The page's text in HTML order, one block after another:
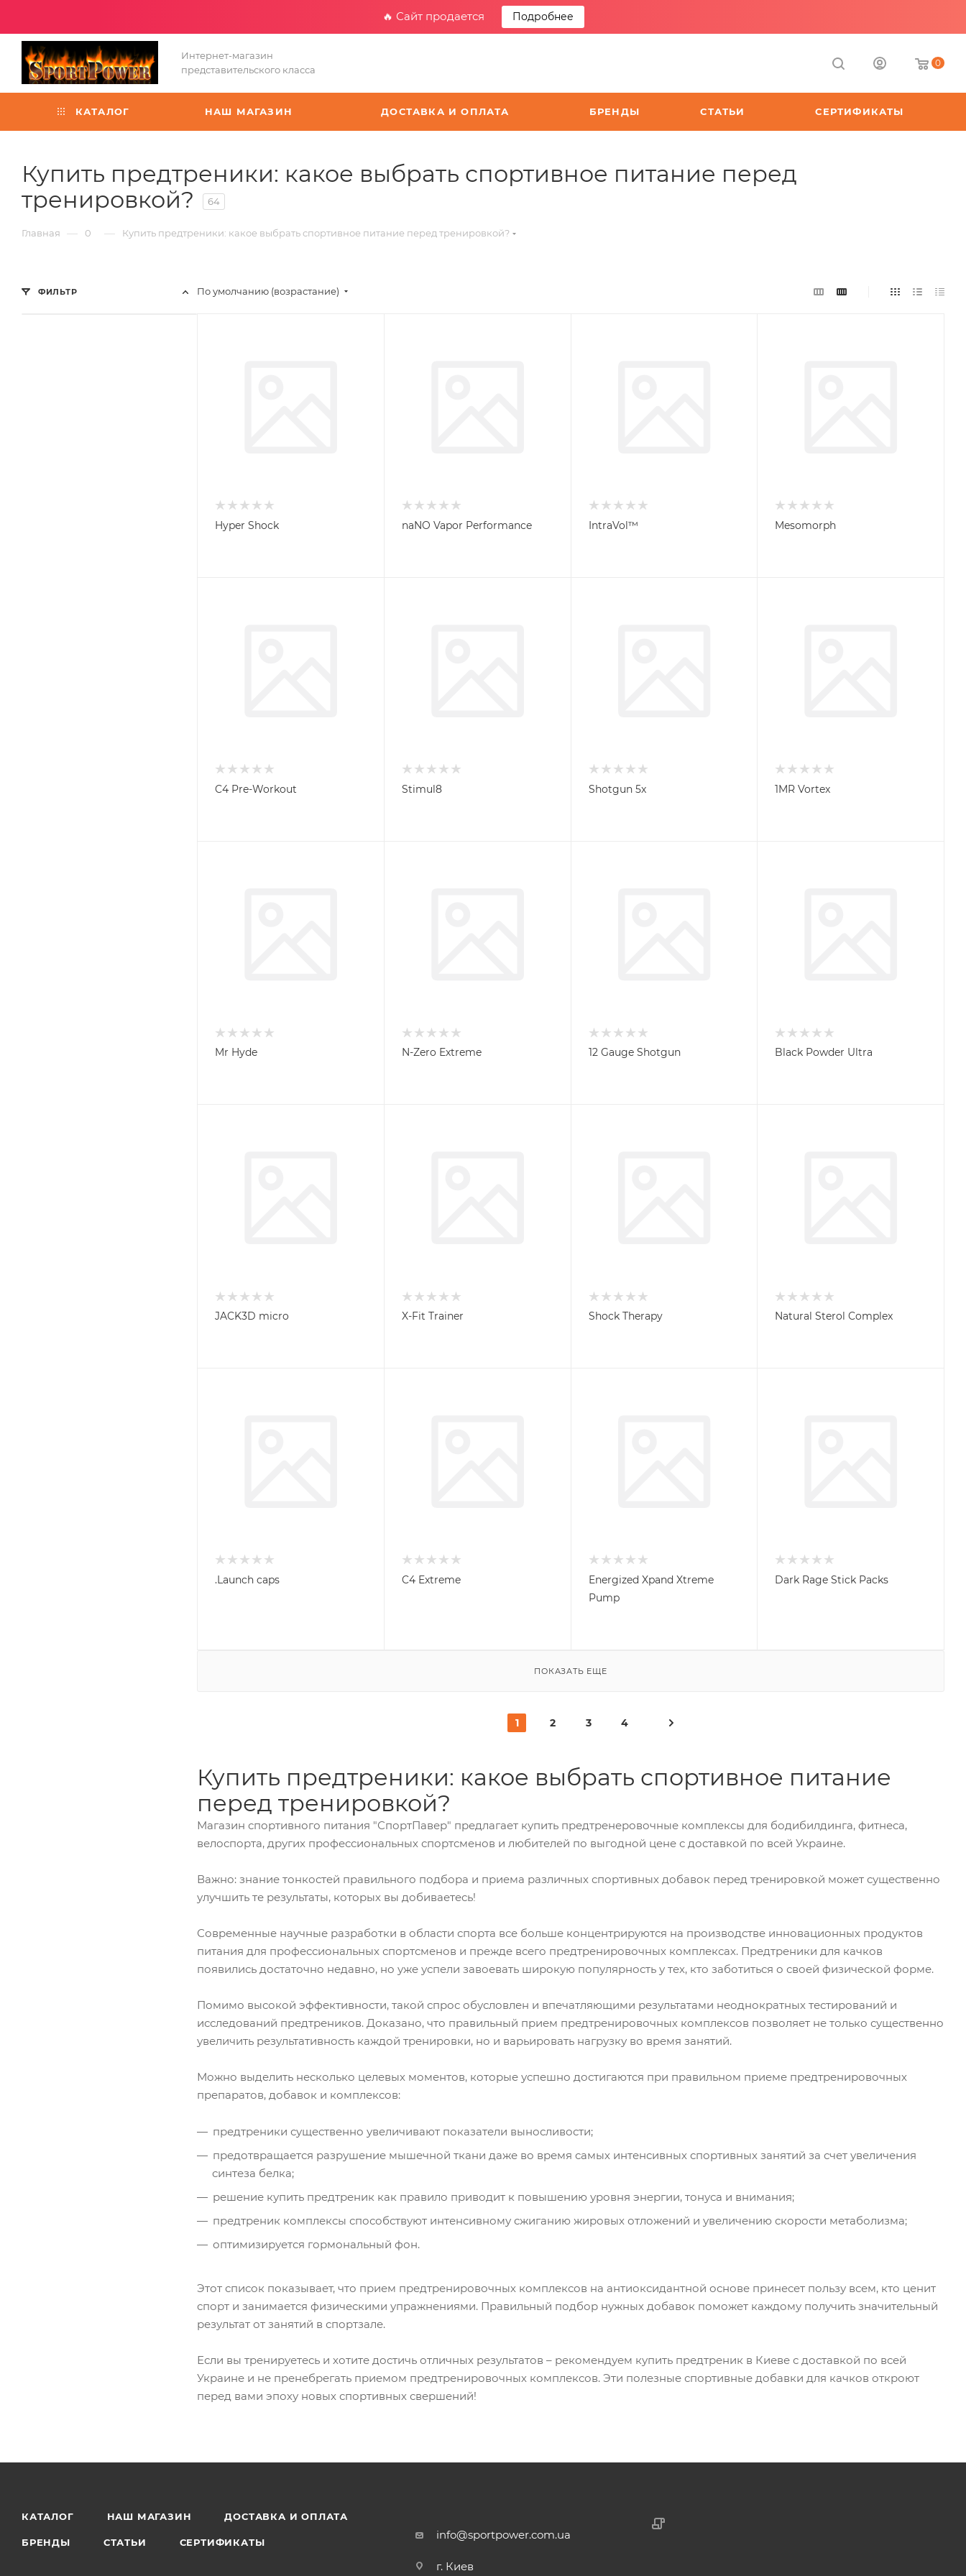
🔥 Сайт продается Подробнее
Интернет-магазин
представительского класса
0
КАТАЛОГ НАШ МАГАЗИН ДОСТАВКА И ОПЛАТА БРЕНДЫ СТАТЬИ СЕРТИФИКАТЫ
Купить предтреники: какое выбрать спортивное питание перед
тренировкой?
64
Главная — 0 — Купить предтреники: какое выбрать спортивное питание перед тренировкой?
По умолчанию (возрастание)
Hyper Shock naNO Vapor Performance IntraVol™ Mesomorph
C4 Pre-Workout Stimul8 Shotgun 5x 1MR Vortex
Mr Hyde N-Zero Extreme 12 Gauge Shotgun Black Powder Ultra
JACK3D micro X-Fit Trainer Shock Therapy Natural Sterol Complex
.Launch caps C4 Extreme
Energized Xpand Xtreme
Pump
Dark Rage Stick Packs
ПОКАЗАТЬ ЕЩЕ
1 2 3 4
Купить предтреники: какое выбрать спортивное питание
перед тренировкой?
Магазин спортивного питания "СпортПавер" предлагает купить предтренеровочные комплексы для бодибилдинга, фитнеса,
велоспорта, других профессиональных спортсменов и любителей по выгодной цене с доставкой по всей Украине.
Важно: знание тонкостей правильного подбора и приема различных спортивных добавок перед тренировкой может существенно
улучшить те результаты, которых вы добиваетесь!
Современные научные разработки в области спорта все больше концентрируются на производстве инновационных продуктов
питания для профессиональных спортсменов и прежде всего предтренировочных комплексах. Предтреники для качков
появились достаточно недавно, но уже успели завоевать широкую популярность у тех, кто заботиться о своей физической форме.
Помимо высокой эффективности, такой спрос обусловлен и впечатляющими результатами неоднократных тестирований и
исследований предтреников. Доказано, что правильный прием предтренировочных комплексов позволяет не только существенно
увеличить результативность каждой тренировки, но и варьировать нагрузку во время занятий.
Можно выделить несколько целевых моментов, которые успешно достигаются при правильном приеме предтренировочных
препаратов, добавок и комплексов:
предтреники существенно увеличивают показатели выносливости;
предотвращается разрушение мышечной ткани даже во время самых интенсивных спортивных занятий за счет увеличения
синтеза белка;
решение купить предтреник как правило приводит к повышению уровня энергии, тонуса и внимания;
предтреник комплексы способствуют интенсивному сжиганию жировых отложений и увеличению скорости метаболизма;
оптимизируется гормональный фон.
Этот список показывает, что прием предтренировочных комплексов на антиоксидантной основе принесет пользу всем, кто ценит
спорт и занимается физическими упражнениями. Правильный подбор нужных добавок поможет каждому получить значительный
результат от занятий в спортзале.
Если вы тренируетесь и хотите достичь отличных результатов – рекомендуем купить предтреник в Киеве с доставкой по всей
Украине и не пренебрегать приемом предтренировочных комплексов. Эти полезные спортивные добавки для качков откроют
перед вами эпоху новых спортивных свершений!
ФИЛЬТР
КАТАЛОГ НАШ МАГАЗИН ДОСТАВКА И ОПЛАТА
БРЕНДЫ СТАТЬИ СЕРТИФИКАТЫ
info@sportpower.com.ua
г. Киев